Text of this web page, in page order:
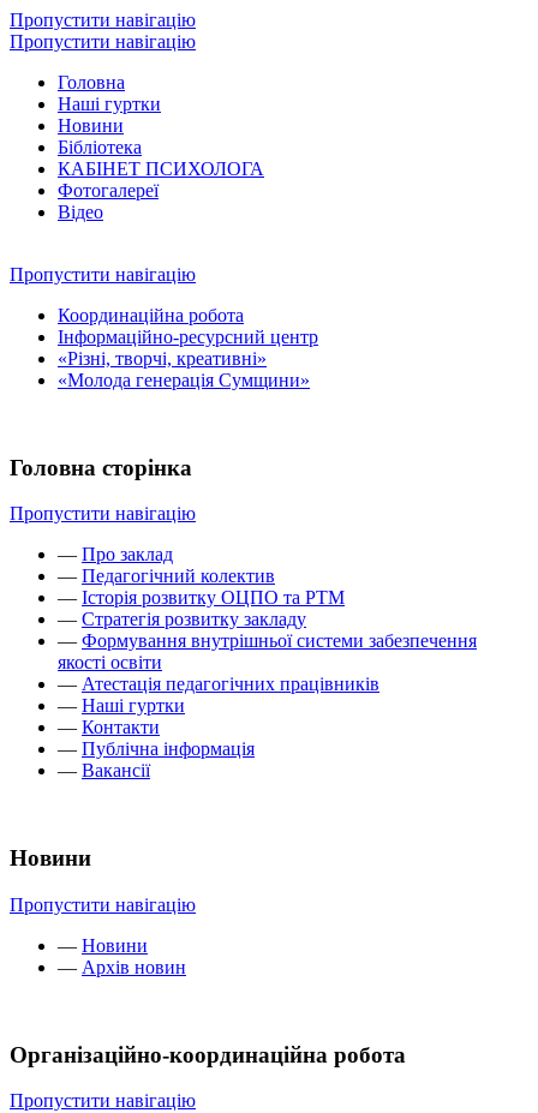
Пропустити навігацію
Пропустити навігацію
Головна
Наші гуртки
Новини
Бібліотека
КАБІНЕТ ПСИХОЛОГА
Фотогалереї
Відео
Пропустити навігацію
Координаційна робота
Інформаційно-ресурсний центр
«Різні, творчі, креативні»
«Молода генерація Сумщини»
Головна сторінка
Пропустити навігацію
— Про заклад
— Педагогічний колектив
— Історія розвитку ОЦПО та РТМ
— Стратегія розвитку закладу
— Формування внутрішньої системи забезпечення
якості освіти
— Атестація педагогічних працівників
— Наші гуртки
— Контакти
— Публічна інформація
— Вакансії
Новини
Пропустити навігацію
— Новини
— Архів новин
Організаційно-координаційна робота
Пропустити навігацію